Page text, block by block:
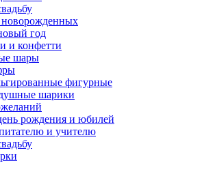
новорожденных
год
и конфетти
шары
фигурные
шарики
рождения и юбилей
и учителю